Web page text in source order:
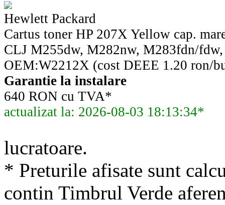
Hewlett Packard
Cartus toner HP 207X Yellow cap.
CLJ M255dw, M282nw, M283fdn/fdw,
OEM:W2212X (cost DEEE 1.20 ron/
Garantie la instalare
640 RON cu TVA*
actualizat la: 2026-08-03 18:13:34*
lucratoare.
* Preturile afisate sunt
contin Timbrul Verde